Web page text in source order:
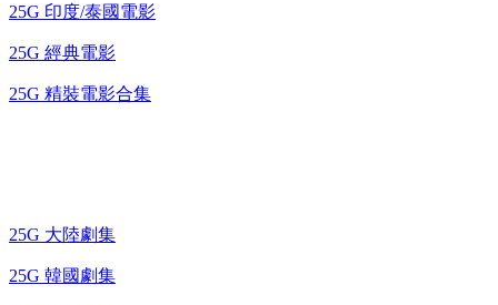
25G 印度/泰國電影
25G 經典電影
25G 精裝電影合集
25G 大陸劇集
25G 韓國劇集